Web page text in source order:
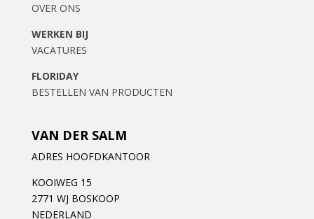
OVER ONS
WERKEN BIJ
VACATURES
FLORIDAY
BESTELLEN VAN PRODUCTEN
VAN DER SALM
ADRES HOOFDKANTOOR
KOOIWEG 15
2771 WJ BOSKOOP
NEDERLAND